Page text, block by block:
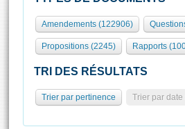
577 députés
Groupes politiques
Commissions et autres
Europe et International
Pétitions
Organisation de l'Assemblée
Présidence Conférence des
Statistiques et chiffres clés
Visite virtuelle du palais
Assister à une séance
Amendements (122906)
Propositions (2245) Rapports
TRI DES RÉSULTATS
Trier par pertinence Trier par date